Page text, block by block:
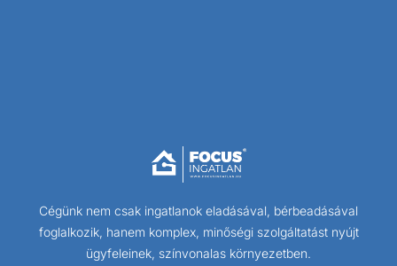
Cégünk nem csak ingatlanok eladásával, bérbeadásával
foglalkozik, hanem komplex, minőségi szolgáltatást nyújt
ügyfeleinek, színvonalas környezetben.